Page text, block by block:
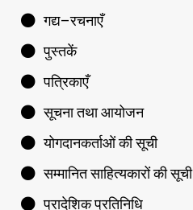
गद्य–रचनाएँ
पुस्तकें
पत्रिकाएँ
सूचना तथा आयोजन
योगदानकर्ताओं की सूची
सम्मानित साहित्यकारों की सूची
प्रादेशिक प्रतिनिधि